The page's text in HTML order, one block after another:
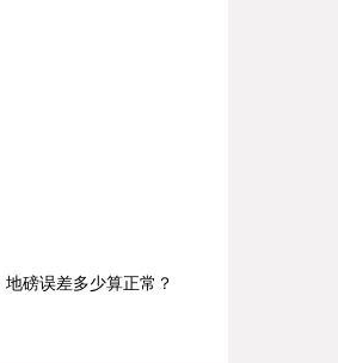
地磅误差多少算正常？